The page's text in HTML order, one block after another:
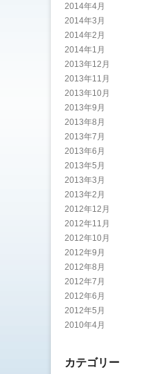
2014年4月
2014年3月
2014年2月
2014年1月
2013年12月
2013年11月
2013年10月
2013年9月
2013年8月
2013年7月
2013年6月
2013年5月
2013年3月
2013年2月
2012年12月
2012年11月
2012年10月
2012年9月
2012年8月
2012年7月
2012年6月
2012年5月
2010年4月
カテゴリー